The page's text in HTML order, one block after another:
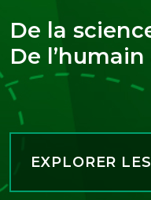
De la
De
EXPLORER